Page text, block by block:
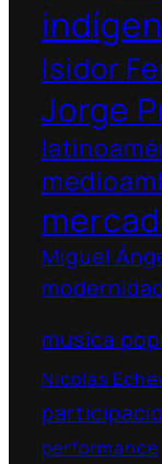
Isidor
Jorge
Miguel
modernidad
musica
Nicolás
performance